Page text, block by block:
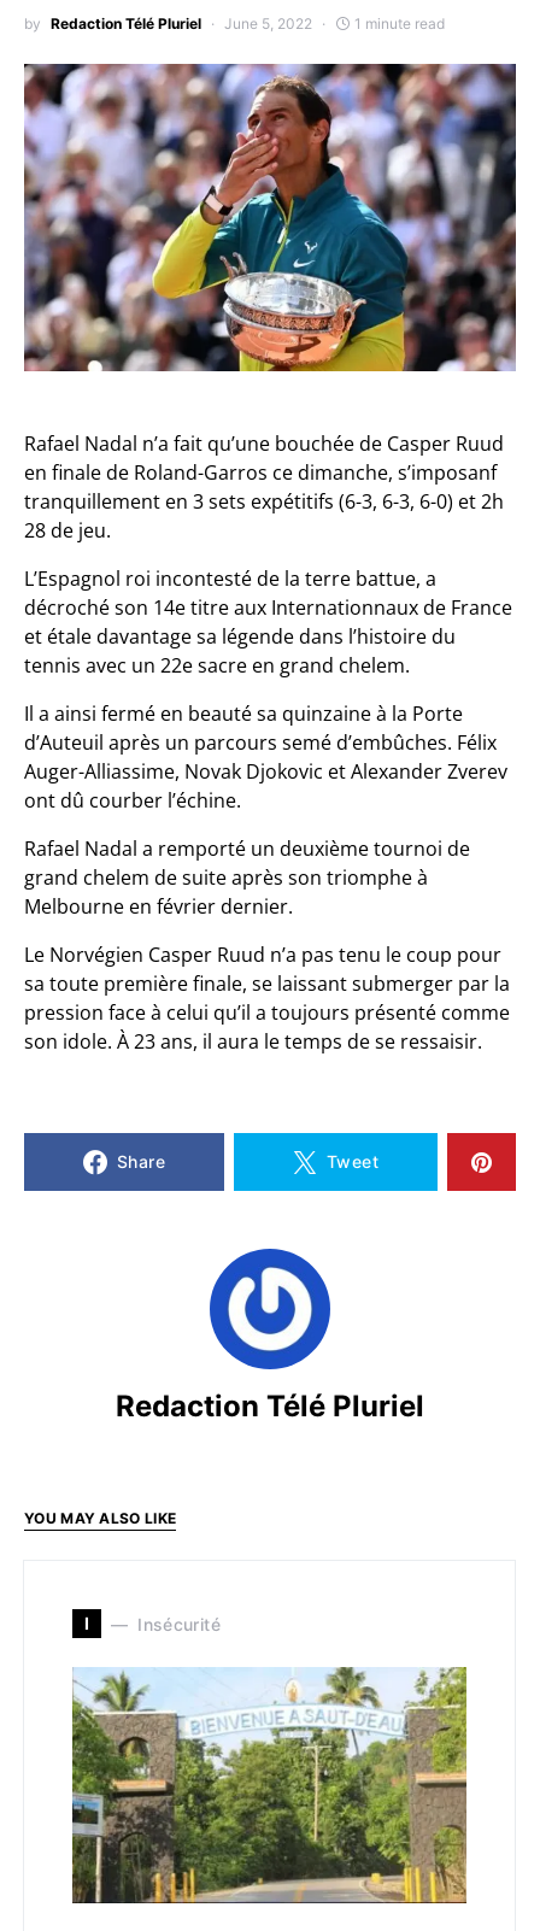
by Redaction Télé Pluriel June 5, 2022 1 minute read
Rafael Nadal n’a fait qu’une bouchée de Casper Ruud
en finale de Roland-Garros ce dimanche, s’imposanf
tranquillement en 3 sets expétitifs (6-3, 6-3, 6-0) et 2h
28 de jeu.
L’Espagnol roi incontesté de la terre battue, a
décroché son 14e titre aux Internationnaux de France
et étale davantage sa légende dans l’histoire du
tennis avec un 22e sacre en grand chelem.
Il a ainsi fermé en beauté sa quinzaine à la Porte
d’Auteuil après un parcours semé d’embûches. Félix
Auger-Alliassime, Novak Djokovic et Alexander Zverev
ont dû courber l’échine.
Rafael Nadal a remporté un deuxième tournoi de
grand chelem de suite après son triomphe à
Melbourne en février dernier.
Le Norvégien Casper Ruud n’a pas tenu le coup pour
sa toute première finale, se laissant submerger par la
pression face à celui qu’il a toujours présenté comme
son idole. À 23 ans, il aura le temps de se ressaisir.
Share Tweet
Redaction Télé Pluriel
YOU MAY ALSO LIKE
I Insécurité